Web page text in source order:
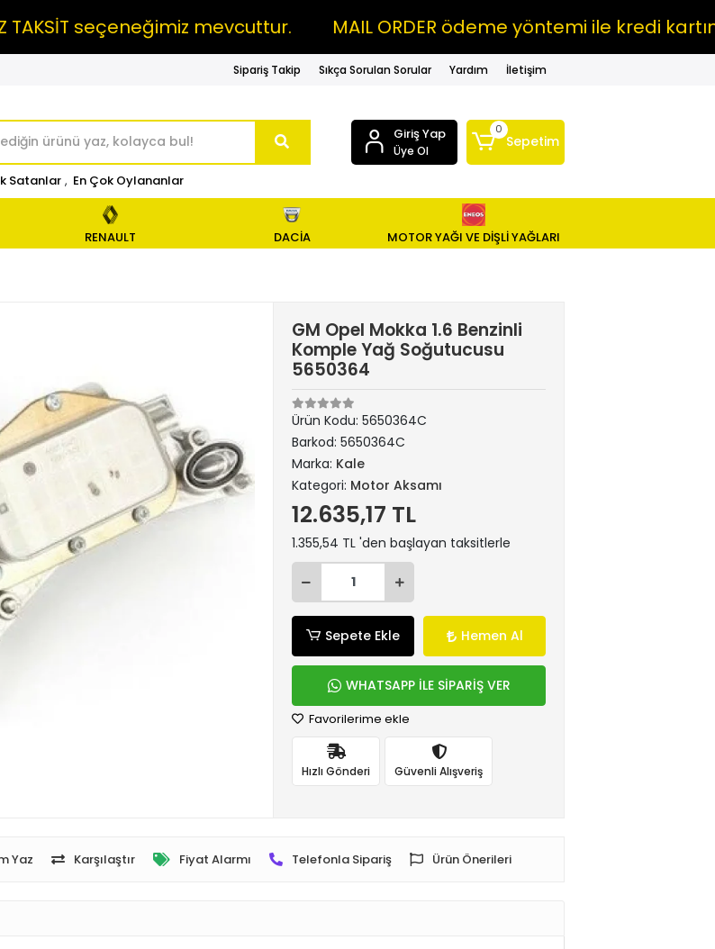
seçeneğimiz mevcuttur. MAIL ORDER ödeme yöntemi ile kredi kartına
Sipariş Takip Sıkça Sorulan Sorular Yardım İletişim
Satanlar , En Çok Oylananlar
Giriş Yap
Üye Ol
0
Sepetim
RENAULT DACİA MOTOR YAĞI VE DİŞLİ YAĞLARI
GM Opel Mokka 1.6 Benzinli
Komple Yağ Soğutucusu
5650364
Ürün Kodu:5650364C
Barkod:5650364C
Marka: Kale
Kategori: Motor Aksamı
12.635,17 TL
1.355,54 TL 'den başlayan taksitlerle
Sepete Ekle Hemen Al
WHATSAPP İLE SİPARİŞ VER
Favorilerime ekle
Hızlı Gönderi Güvenli Alışveriş
Yaz Karşılaştır Fiyat Alarmı Telefonla Sipariş Ürün Önerileri